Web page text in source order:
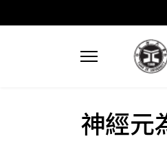
神經元